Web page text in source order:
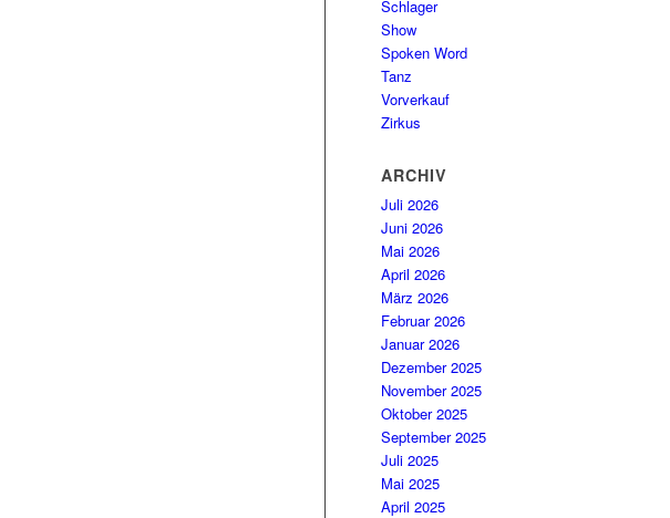
Schlager
Show
Spoken Word
Tanz
Vorverkauf
Zirkus
ARCHIV
Juli 2026
Juni 2026
Mai 2026
April 2026
März 2026
Februar 2026
Januar 2026
Dezember 2025
November 2025
Oktober 2025
September 2025
Juli 2025
Mai 2025
April 2025